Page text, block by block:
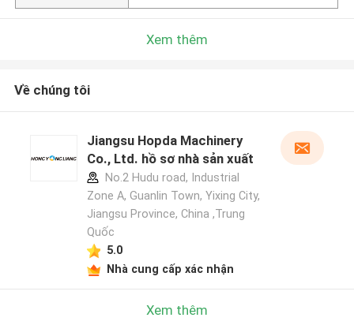
Xem thêm
Về chúng tôi
Jiangsu Hopda Machinery
Co., Ltd. hồ sơ nhà sản xuất
No.2 Hudu road, Industrial
Zone A, Guanlin Town, Yixing City,
Jiangsu Province, China ,Trung
Quốc
5.0
Nhà cung cấp xác nhận
Xem thêm